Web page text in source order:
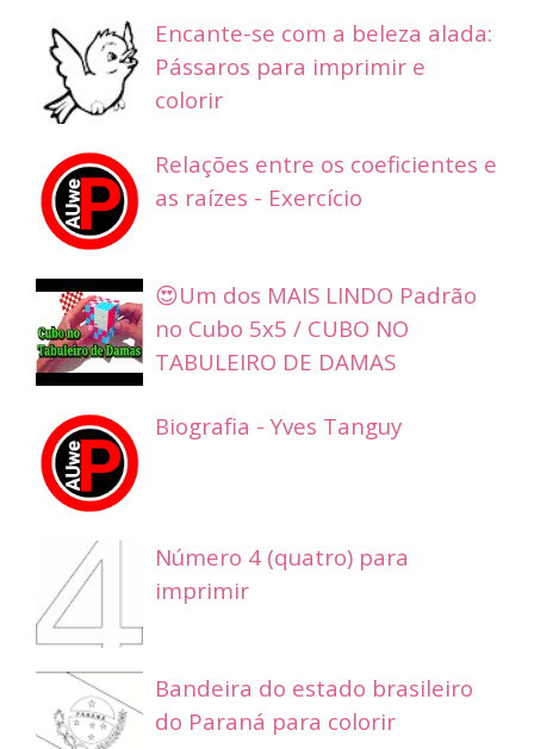
Encante-se com a beleza alada:
Pássaros para imprimir e
colorir
Relações entre os coeficientes e
as raízes - Exercício
😍Um dos MAIS LINDO Padrão
no Cubo 5x5 / CUBO NO
TABULEIRO DE DAMAS
Biografia - Yves Tanguy
Número 4 (quatro) para
imprimir
Bandeira do estado brasileiro
do Paraná para colorir